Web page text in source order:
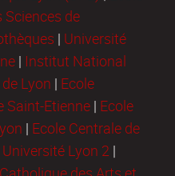
Sciences de
| Université
| Institut National
Lyon | Ecole
Saint-Etienne | Ecole
| Ecole Centrale de
Université Lyon 2 |